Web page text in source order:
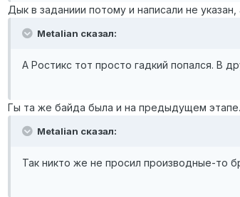
Дык в заданиии потому и написали не
Metalian сказал:
А Ростикс тот просто гадкий попался. В
Гы та же байда была и на предыдущем этапе.
Metalian сказал:
Так никто же не просил производные-то